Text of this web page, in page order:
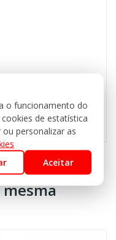
o funcionamento do
de estatística
personalizar as
Aceitar